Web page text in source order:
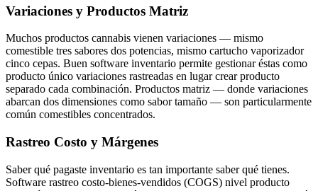
Variaciones y Productos Matriz
Muchos productos cannabis vienen variaciones — mismo
comestible tres sabores dos potencias, mismo cartucho vaporizador
cinco cepas. Buen software inventario permite gestionar éstas como
producto único variaciones rastreadas en lugar crear producto
separado cada combinación. Productos matriz — donde variaciones
abarcan dos dimensiones como sabor tamaño — son particularmente
común comestibles concentrados.
Rastreo Costo y Márgenes
Saber qué pagaste inventario es tan importante saber qué tienes.
Software rastreo costo-bienes-vendidos (COGS) nivel producto